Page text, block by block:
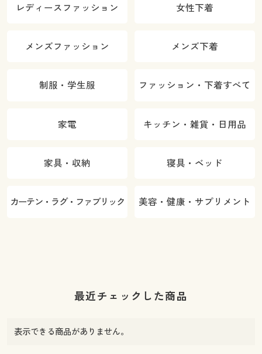
レディースファッション 女性下着
メンズファッション メンズ下着
制服・学生服 ファッション・下着すべて
家電 キッチン・雑貨・日用品
家具・収納 寝具・ベッド
カーテン・ラグ・ファブリック 美容・健康・サプリメント
最近チェックした商品
表示できる商品がありません。